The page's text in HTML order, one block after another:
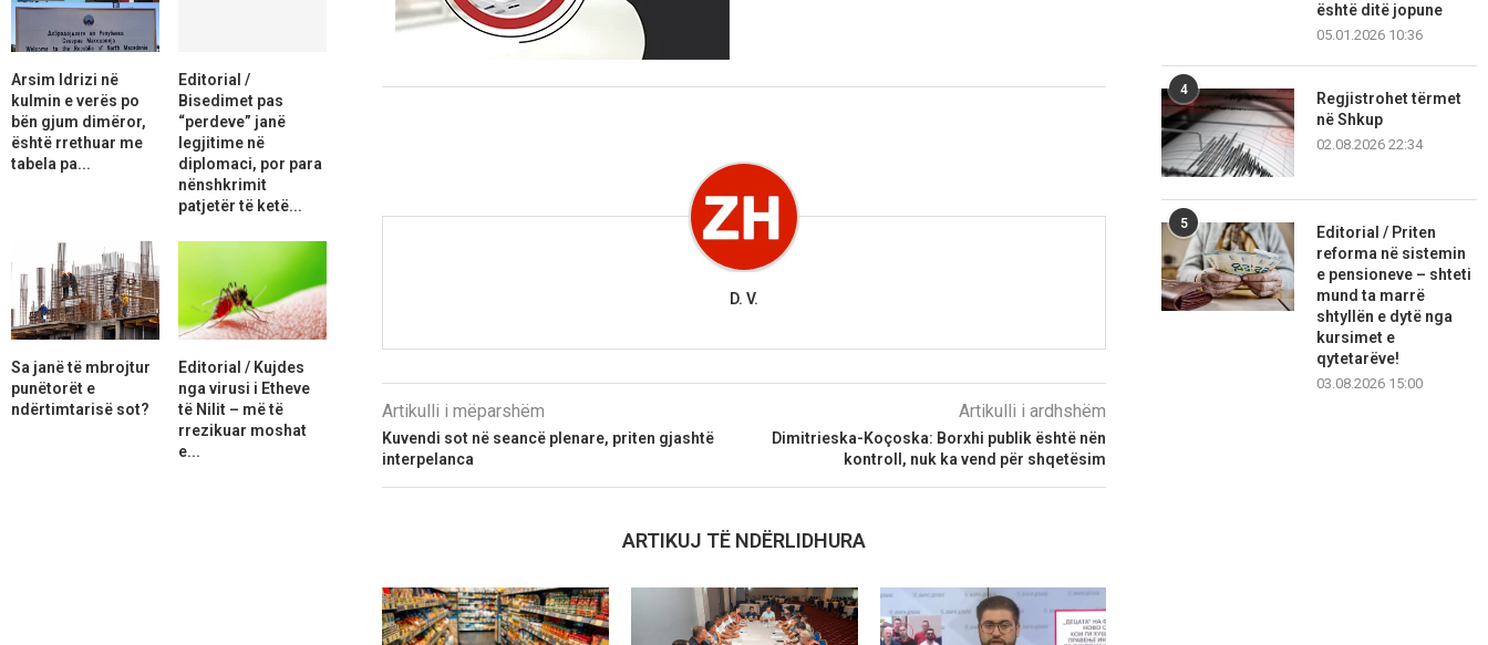
D. V.
Artikulli i mëparshëm
Kuvendi sot në seancë plenare, priten gjashtë
interpelanca
Artikulli i ardhshëm
Dimitrieska-Koçoska: Borxhi publik është nën
kontroll, nuk ka vend për shqetësim
ARTIKUJ TË NDËRLIDHURA
është ditë jopune
05.01.2026 10:36
4
Regjistrohet tërmet
në Shkup
02.08.2026 22:34
5
Editorial / Priten
reforma në sistemin
e pensioneve – shteti
mund ta marrë
shtyllën e dytë nga
kursimet e
qytetarëve!
03.08.2026 15:00
Arsim Idrizi në
kulmin e verës po
bën gjum dimëror,
është rrethuar me
tabela pa...
Editorial /
Bisedimet pas
“perdeve” janë
legjitime në
diplomaci, por para
nënshkrimit
patjetër të ketë...
Sa janë të mbrojtur
punëtorët e
ndërtimtarisë sot?
Editorial / Kujdes
nga virusi i Etheve
të Nilit – më të
rrezikuar moshat
e...